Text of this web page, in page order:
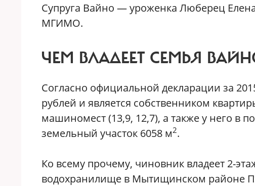
Супруга Вайно — уроженка Люберец
МГИМО.
ЧЕМ ВЛАДЕЕТ СЕМЬЯ
Согласно официальной декларации за
рублей и является собственником
машиномест (13,9, 12,7), а также у него в
земельный участок 6058 м2.
Ко всему прочему, чиновник владеет 2-
водохранилище в Мытищинском районе